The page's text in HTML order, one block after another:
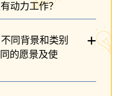
动力工作？
同背景和类别
的愿景及使